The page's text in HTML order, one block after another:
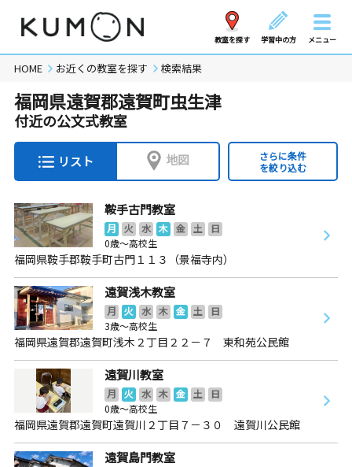
教室を探す 学習中の方 メニュー
HOME お近くの教室を探す 検索結果
福岡県遠賀郡遠賀町虫生津
付近の公文式教室
リスト 地図
さらに条件
を絞り込む
鞍手古門教室
月 火 水 木 金 土
日
0歳～高校生
福岡県鞍手郡鞍手町古門１１３（景福寺内）
遠賀浅木教室
月 火 水 木 金 土
日
3歳～高校生
福岡県遠賀郡遠賀町浅木２丁目２２－７ 東和苑公民館
遠賀川教室
月 火 水 木 金 土
日
0歳～高校生
福岡県遠賀郡遠賀町遠賀川２丁目７－３０ 遠賀川公民館
遠賀島門教室